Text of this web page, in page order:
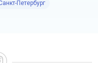
Петербург